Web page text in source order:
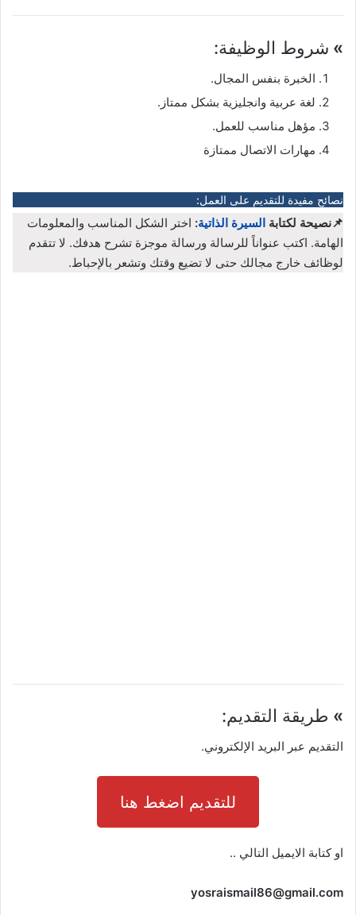
» شروط الوظيفة:
الخبرة بنفس المجال.
لغة عربية وانجليزية بشكل ممتاز.
مؤهل مناسب للعمل.
مهارات الاتصال ممتازة
نصائح مفيدة للتقديم على العمل:
📌نصيحة لكتابة السيرة الذاتية: اختر الشكل المناسب والمعلومات
الهامة. اكتب عنواناً للرسالة ورسالة موجزة تشرح هدفك. لا تتقدم
لوظائف خارج مجالك حتى لا تضيع وقتك وتشعر بالإحباط.
» طريقة التقديم:
التقديم عبر البريد الإلكتروني.
للتقديم اضغط هنا
او كتابة الايميل التالي ..
yosraismail86@gmail.com